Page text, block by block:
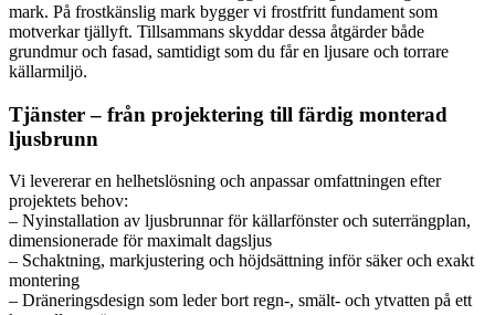
mark. På frostkänslig mark bygger vi frostfritt fundament som
motverkar tjällyft. Tillsammans skyddar dessa åtgärder både
grundmur och fasad, samtidigt som du får en ljusare och torrare
källarmiljö.
Tjänster – från projektering till färdig monterad
ljusbrunn
Vi levererar en helhetslösning och anpassar omfattningen efter
projektets behov:
– Nyinstallation av ljusbrunnar för källarfönster och suterrängplan,
dimensionerade för maximalt dagsljus
– Schaktning, markjustering och höjdsättning inför säker och exakt
montering
– Dräneringsdesign som leder bort regn-, smält- och ytvatten på ett